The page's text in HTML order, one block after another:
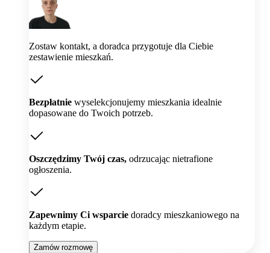
Zostaw kontakt, a doradca przygotuje dla Ciebie
zestawienie mieszkań.
Bezpłatnie wyselekcjonujemy mieszkania idealnie
dopasowane do Twoich potrzeb.
Oszczędzimy Twój czas, odrzucając nietrafione
ogłoszenia.
Zapewnimy Ci wsparcie doradcy mieszkaniowego na
każdym etapie.
Zamów rozmowę